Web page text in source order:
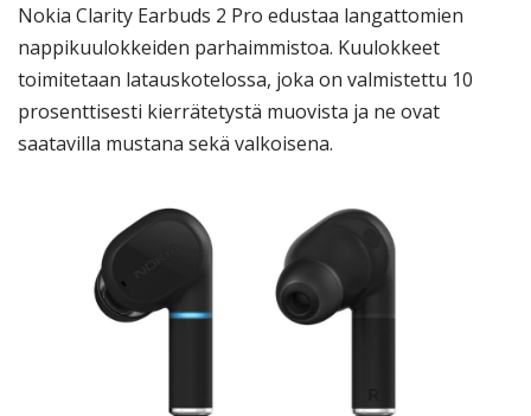
Nokia Clarity Earbuds 2 Pro edustaa langattomien
nappikuulokkeiden parhaimmistoa. Kuulokkeet
toimitetaan latauskotelossa, joka on valmistettu 10
prosenttisesti kierrätetystä muovista ja ne ovat
saatavilla mustana sekä valkoisena.